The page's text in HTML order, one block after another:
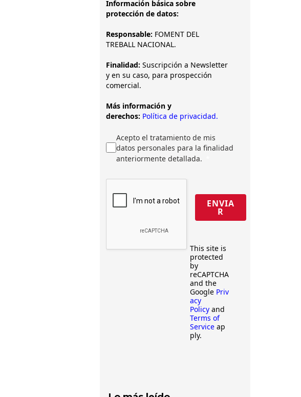
Información básica sobre
protección de datos:
Responsable: FOMENT DEL
TREBALL NACIONAL.
Finalidad: Suscripción a Newsletter
y en su caso, para prospección
comercial.
Más información y
derechos: Política de privacidad.
Acepto el tratamiento de mis
datos personales para la finalidad
anteriormente detallada.
ENVIA
R
This site is
protected
by
reCAPTCHA
and the
Google Priv
acy
Policy and
Terms of
Service ap
ply.